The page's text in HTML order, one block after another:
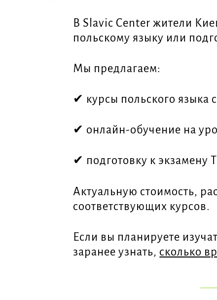
В Slavic Center жители
польскому языку или
Мы предлагаем:
✔ курсы польского языка
✔ онлайн-обучение на
✔ подготовку к экзамену
Актуальную стоимость,
соответствующих курсов.
Если вы планируете
заранее узнать, сколько